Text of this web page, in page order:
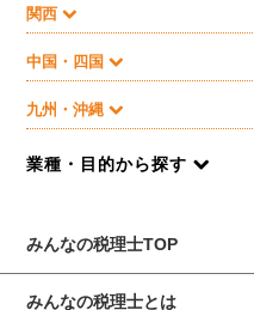
関西
中国・四国
九州・沖縄
業種・目的から探す
みんなの税理士TOP
みんなの税理士とは